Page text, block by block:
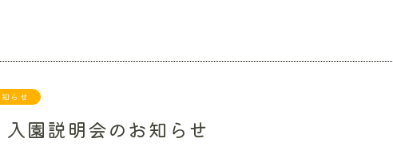
知らせ
園説明会のお知らせ